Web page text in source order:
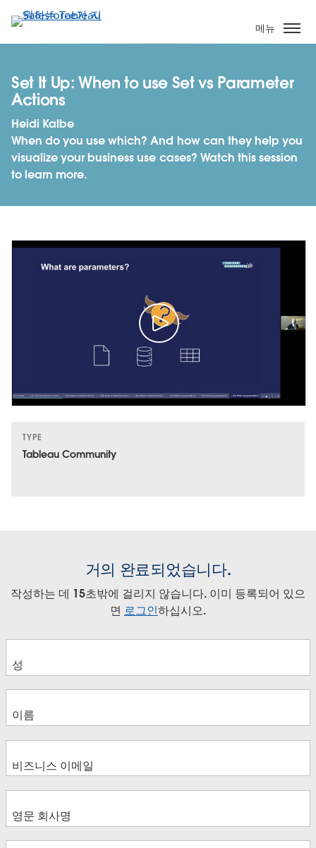
요
콘
건
기
메뉴
Set It Up: When to use Set vs Parameter
Actions
Heidi Kalbe
When do you use which? And how can they help you
visualize your business use cases? Watch this session
to learn more.
TYPE
Tableau Community
거의 완료되었습니다.
작성하는 데 15초밖에 걸리지 않습니다. 이미 등록되어 있으
면 로그인하십시오.